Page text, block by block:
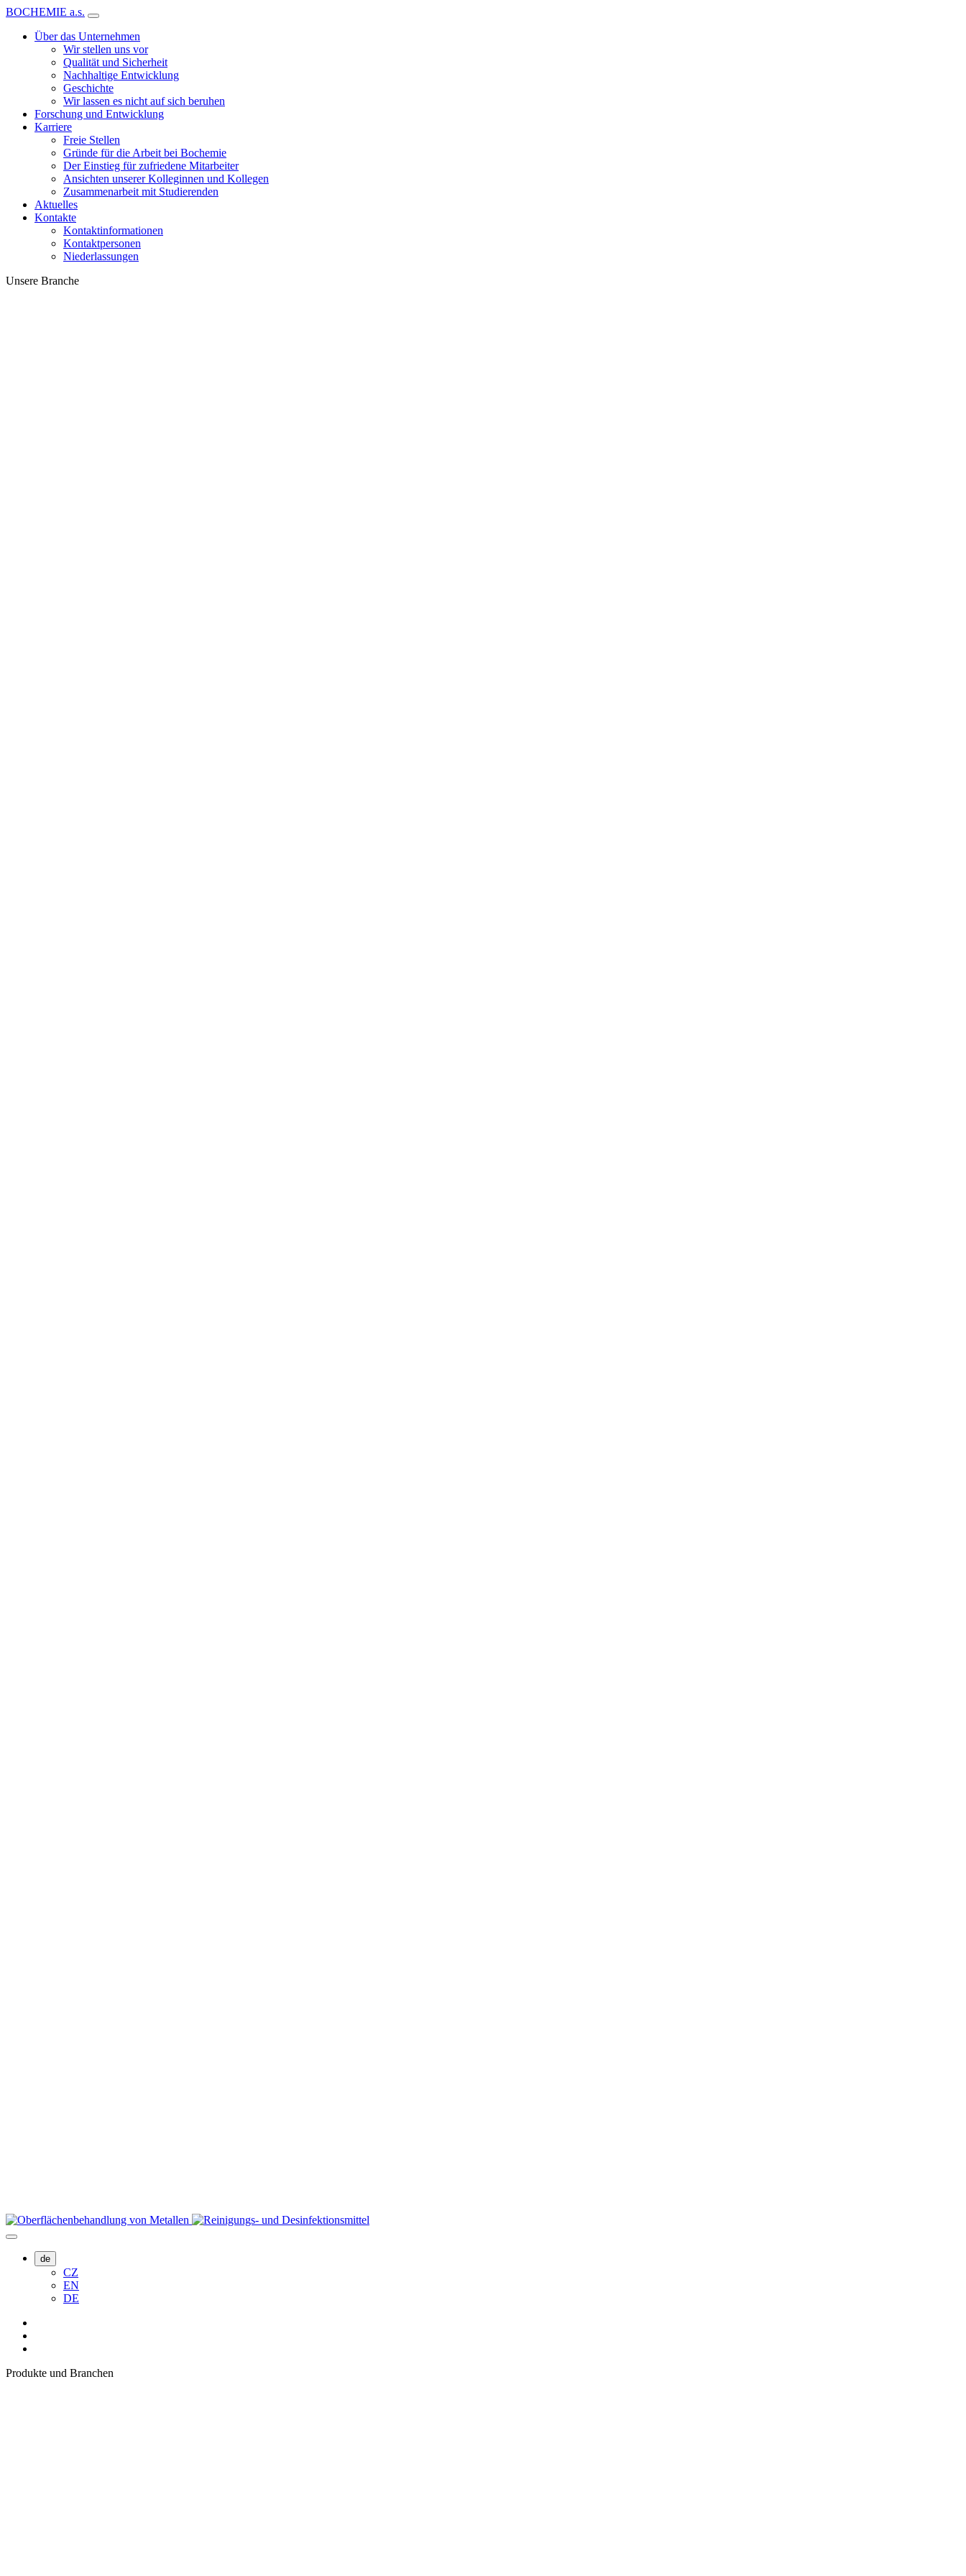
BOCHEMIE a.s.
Über das Unternehmen
Wir stellen uns vor
Qualität und Sicherheit
Nachhaltige Entwicklung
Geschichte
Wir lassen es nicht auf sich beruhen
Forschung und Entwicklung
Karriere
Freie Stellen
Gründe für die Arbeit bei Bochemie
Der Einstieg für zufriedene Mitarbeiter
Ansichten unserer Kolleginnen und Kollegen
Zusammenarbeit mit Studierenden
Aktuelles
Kontakte
Kontaktinformationen
Kontaktpersonen
Niederlassungen
Unsere Branche
de
CZ
EN
DE
Produkte und Branchen